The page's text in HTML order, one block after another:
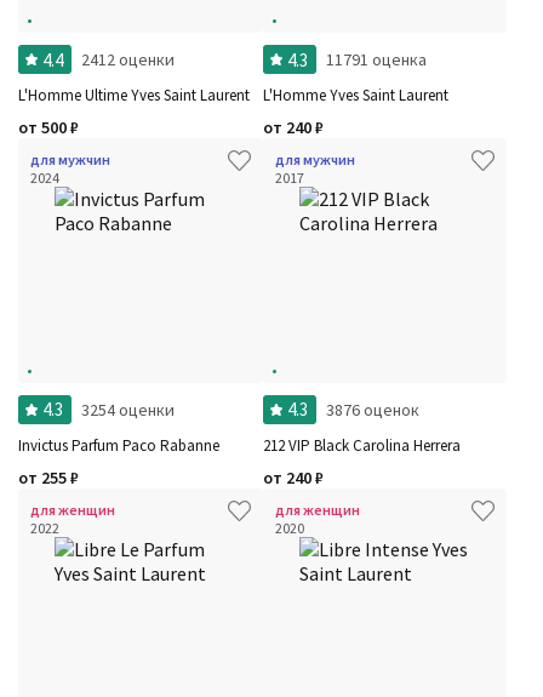
4.4 2412 оценки
L'Homme Ultime Yves Saint Laurent
от 500₽
4.3 11791 оценка
L'Homme Yves Saint Laurent
от 240₽
для мужчин
2024
4.3 3254 оценки
Invictus Parfum Paco Rabanne
от 255₽
для мужчин
2017
4.3 3876 оценок
212 VIP Black Carolina Herrera
от 240₽
для женщин
2022
для женщин
2020